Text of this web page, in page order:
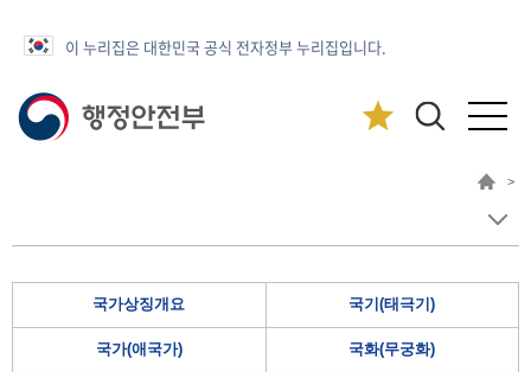
이 누리집은 대한민국 공식 전자정부 누리집입니다.
>
국가상징개요 국기(태극기)
국가(애국가) 국화(무궁화)